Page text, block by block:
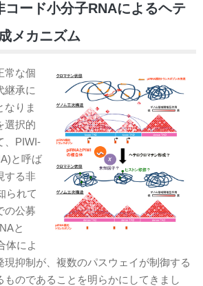
コード小分子RNAによるヘテ
メカニズム
常な個
継承に
なりま
選択的
、PIWI-
と呼ば
する非
られて
の公募
と
体によ
現抑制が、複数のパスウェイが制御する
ものであることを明らかにしてきまし